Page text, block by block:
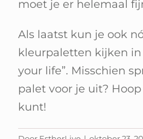
moet je er helemaal
Als laatst kun je ook
kleurpaletten kijken in
your life”. Misschien
palet voor je uit?
kunt!